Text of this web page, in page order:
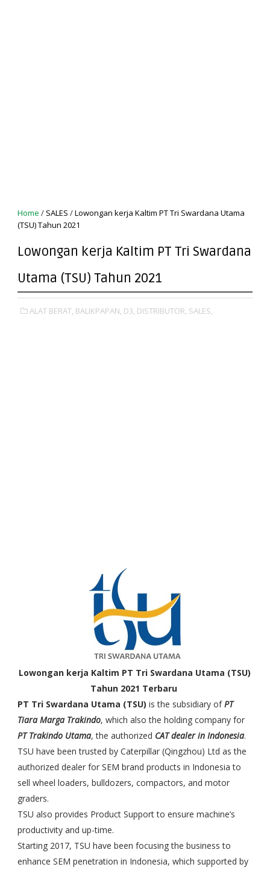
Home / SALES /Lowongan kerja Kaltim PT Tri Swardana Utama
(TSU) Tahun 2021
Lowongan kerja Kaltim PT Tri Swardana
Utama (TSU) Tahun 2021
ALAT BERAT, BALIKPAPAN, D3, DISTRIBUTOR, SALES,
Lowongan kerja Kaltim PT Tri Swardana Utama (TSU)
Tahun 2021 Terbaru
PT Tri Swardana Utama (TSU) is the subsidiary ofPT
Tiara Marga Trakindo, which also the holding company for
PT Trakindo Utama, the authorized CAT dealer in Indonesia.
TSU have been trusted by Caterpillar (Qingzhou) Ltd as the
authorized dealer for SEM brand products in Indonesia to
sell wheel loaders, bulldozers, compactors, and motor
graders.
TSU also provides Product Support to ensure machine’s
productivity and up-time.
Starting 2017, TSU have been focusing the business to
enhance SEM penetration in Indonesia, which supported by